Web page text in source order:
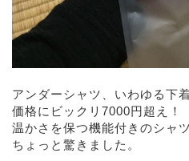
アンダーシャツ、いわゆる下
価格にビックリ7000円超え！
温かさを保つ機能付きのシャ
ちょっと驚きました。